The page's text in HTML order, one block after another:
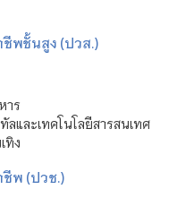
พชั้นสูง (ปวส.)
าร
และเทคโนโลยีสารสนเทศ
ทิง
พ (ปวช.)